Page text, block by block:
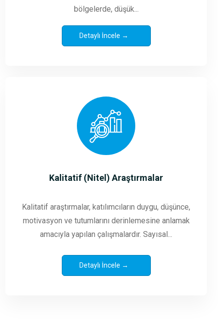
bölgelerde, düşük...
Detaylı İncele →
Kalitatif (Nitel) Araştırmalar
Kalitatif araştırmalar, katılımcıların duygu, düşünce,
motivasyon ve tutumlarını derinlemesine anlamak
amacıyla yapılan çalışmalardır. Sayısal...
Detaylı İncele →